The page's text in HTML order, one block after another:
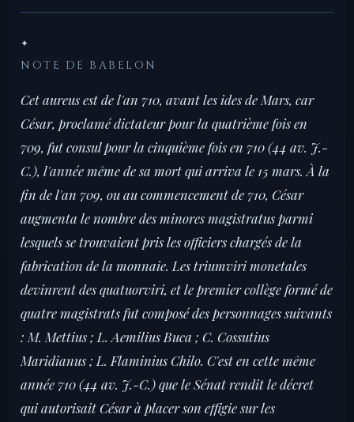
✦
NOTE DE BABELON
Cet aureus est de l'an 710, avant les ides de Mars, car
César, proclamé dictateur pour la quatrième fois en
709, fut consul pour la cinquième fois en 710 (44 av. J.-
C.), l'année même de sa mort qui arriva le 15 mars. À la
fin de l'an 709, ou au commencement de 710, César
augmenta le nombre des minores magistratus parmi
lesquels se trouvaient pris les officiers chargés de la
fabrication de la monnaie. Les triumviri monetales
devinrent des quatuorviri, et le premier collège formé de
quatre magistrats fut composé des personnages suivants
: M. Mettius ; L. Aemilius Buca ; C. Cossutius
Maridianus ; L. Flaminius Chilo. C'est en cette même
année 710 (44 av. J.-C.) que le Sénat rendit le décret
qui autorisait César à placer son effigie sur les